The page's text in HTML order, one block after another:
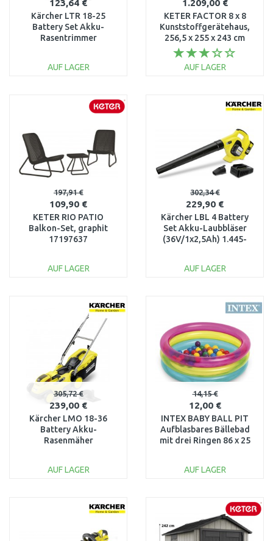
123,64 €
Kärcher LTR 18-25
Battery Set Akku-
Rasentrimmer
AUF LAGER
WARENKORB
1.209,00 €
KETER FACTOR 8 x 8
Kunststoffgerätehaus,
256,5 x 255 x 243 cm
17197916
AUF LAGER
197,91 €
109,90 €
KETER RIO PATIO
Balkon-Set, graphit
17197637
AUF LAGER
Vergleichen
302,34 €
229,90 €
Kärcher LBL 4 Battery
Set Akku-Laubbläser
(36V/1x2,5Ah) 1.445-
AUF LAGER
305,72 €
239,00 €
Kärcher LMO 18-36
Battery Akku-
Rasenmäher
AUF LAGER
14,15 €
12,00 €
INTEX BABY BALL PIT
Aufblasbares Bällebad
mit drei Ringen 86 x 25
AUF LAGER
WARENKORB
Vergleichen